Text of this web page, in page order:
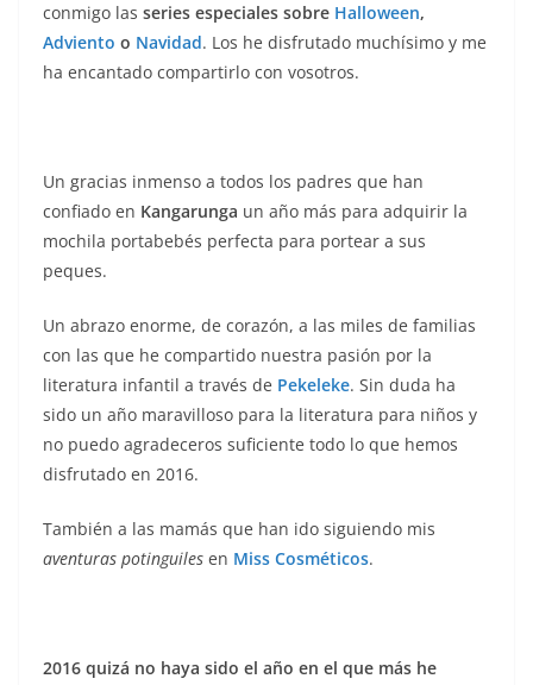
conmigo las series especiales sobre Halloween,
Adviento o Navidad. Los he disfrutado muchísimo y me
ha encantado compartirlo con vosotros.
Un gracias inmenso a todos los padres que han
confiado en Kangarunga un año más para adquirir la
mochila portabebés perfecta para portear a sus
peques.
Un abrazo enorme, de corazón, a las miles de familias
con las que he compartido nuestra pasión por la
literatura infantil a través de Pekeleke. Sin duda ha
sido un año maravilloso para la literatura para niños y
no puedo agradeceros suficiente todo lo que hemos
disfrutado en 2016.
También a las mamás que han ido siguiendo mis
aventuras potinguiles en Miss Cosméticos.
2016 quizá no haya sido el año en el que más he